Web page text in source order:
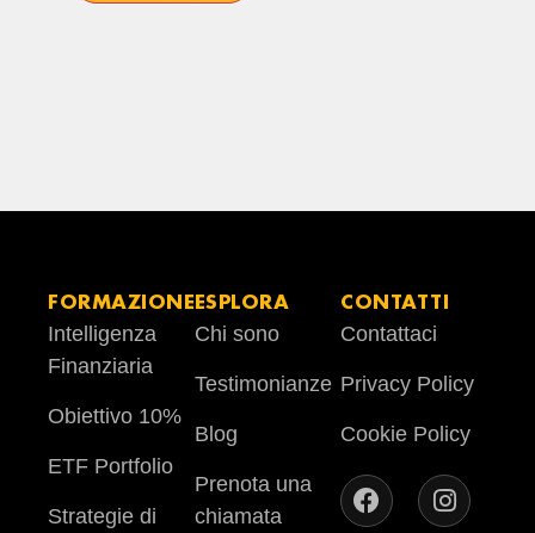
FORMAZIONE
Intelligenza
Finanziaria
Obiettivo 10%
ETF Portfolio
Strategie di
ESPLORA
Chi sono
Testimonianze
Blog
Prenota una
chiamata
CONTATTI
Contattaci
Privacy Policy
Cookie Policy